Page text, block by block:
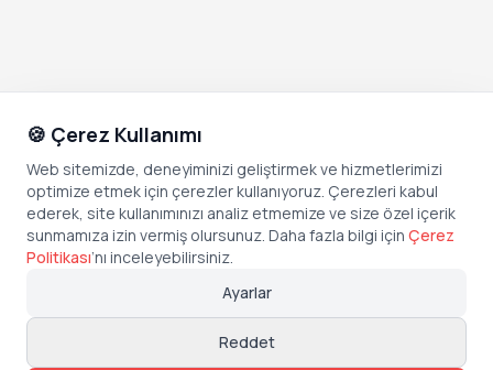
🍪 Çerez Kullanımı
Web sitemizde, deneyiminizi geliştirmek ve hizmetlerimizi
optimize etmek için çerezler kullanıyoruz. Çerezleri kabul
ederek, site kullanımınızı analiz etmemize ve size özel içerik
sunmamıza izin vermiş olursunuz. Daha fazla bilgi için Çerez
Politikası’nı inceleyebilirsiniz.
Ayarlar
Reddet